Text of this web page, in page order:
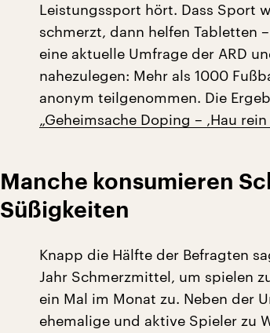
Leistungssport hört. Dass Sport
schmerzt, dann helfen Tabletten
eine aktuelle Umfrage der ARD
nahezulegen: Mehr als 1000
anonym teilgenommen. Die
„Geheimsache Doping – ‚Hau rein
Manche konsumieren
Süßigkeiten
Knapp die Hälfte der Befragten
Jahr Schmerzmittel, um spielen
ein Mal im Monat zu. Neben der
ehemalige und aktive Spieler zu